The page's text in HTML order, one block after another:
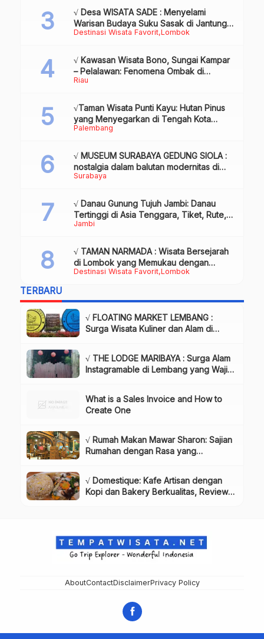
Destinasi Wisata Favorit Lombok
√ Desa WISATA SADE : Menyelami
Warisan Budaya Suku Sasak di Jantung
Lombok
Riau
√ Kawasan Wisata Bono, Sungai Kampar
– Pelalawan: Fenomena Ombak di
Tengah Sungai yang Mendunia, Review
Palembang
√Taman Wisata Punti Kayu: Hutan Pinus
yang Menyegarkan di Tengah Kota
Palembang
Surabaya
√ MUSEUM SURABAYA GEDUNG SIOLA :
nostalgia dalam balutan modernitas di
tengah kota pahlawan, Review & Info
Jambi
√ Danau Gunung Tujuh Jambi: Danau
Tertinggi di Asia Tenggara, Tiket, Rute,
Daya Tarik & Tips Lengkap
Destinasi Wisata Favorit Lombok
√ TAMAN NARMADA : Wisata Bersejarah
di Lombok yang Memukau dengan
Keindahan Alam & Budaya
TERBARU
√ FLOATING MARKET LEMBANG :
Surga Wisata Kuliner dan Alam di
√ THE LODGE MARIBAYA : Surga Alam
Instagramable di Lembang yang Wajib
What is a Sales Invoice and How to
Create One
√ Rumah Makan Mawar Sharon: Sajian
Rumahan dengan Rasa yang
√ Domestique: Kafe Artisan dengan
Kopi dan Bakery Berkualitas, Review
AboutContactDisclaimerPrivacy Policy